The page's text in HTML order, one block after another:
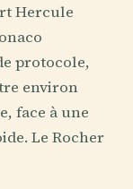
Hercule
protocole,
environ
face à une
Le Rocher